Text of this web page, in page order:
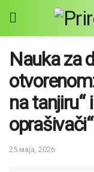
Nauka za
na tanjiru“
oprašivači“
25 маја, 2026